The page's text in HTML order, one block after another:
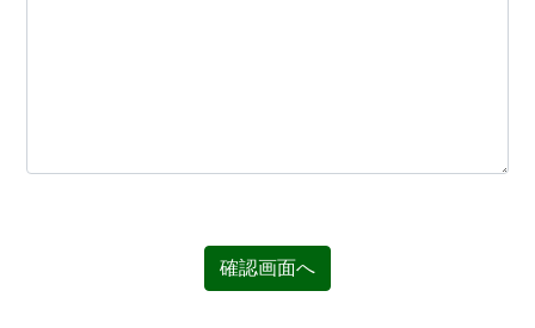
確認画面へ